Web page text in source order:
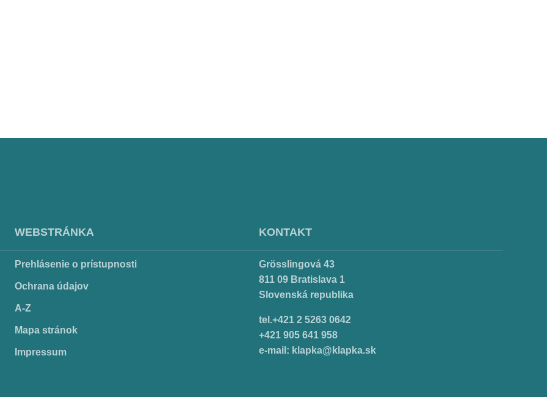
WEBSTRÁNKA
Prehlásenie o prístupnosti
Ochrana údajov
A-Z
Mapa stránok
Impressum
KONTAKT
Grösslingová 43
811 09 Bratislava 1
Slovenská republika
tel.+421 2 5263 0642
+421 905 641 958
e-mail: klapka@klapka.sk